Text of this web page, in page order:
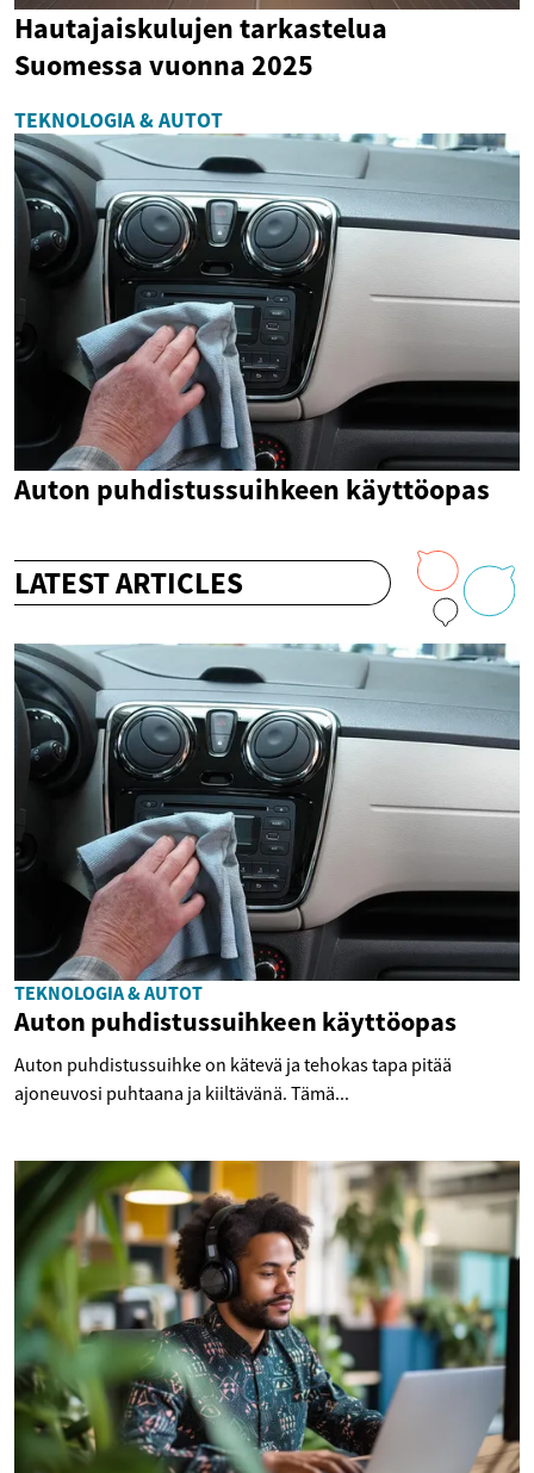
Hautajaiskulujen tarkastelua
Suomessa vuonna 2025
TEKNOLOGIA & AUTOT
Auton puhdistussuihkeen käyttöopas
LATEST ARTICLES
TEKNOLOGIA & AUTOT
Auton puhdistussuihkeen käyttöopas
Auton puhdistussuihke on kätevä ja tehokas tapa pitää
ajoneuvosi puhtaana ja kiiltävänä. Tämä...